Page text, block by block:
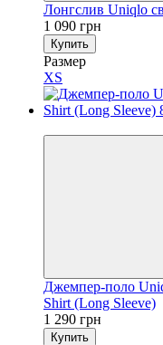
Лонгслив Uniqlo
1 090 грн
Купить
Размер
XS
Джемпер-поло
Shirt (Long Sleeve)
1 290 грн
Купить